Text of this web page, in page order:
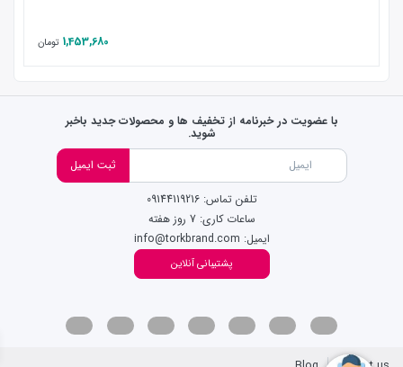
1,453,680 تومان
با عضویت در خبرنامه از تخفیف ها و محصولات جدید باخبر
شوید.
ثبت ایمیل
پشتیبانی آنلاین
تلفن تماس: 09144119216
ساعات کاری: 7 روز هفته
ایمیل: info@torkbrand.com